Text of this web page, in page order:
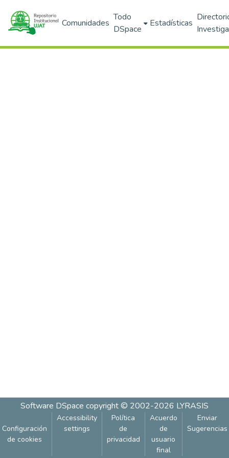
Comunidades
Todo
DSpace
Estadísticas
Software DSpace copyright © 2002-2026 LYRASIS
Configuración
de cookies
Accessibility
settings
Política
de
privacidad
Acuerdo
de
usuario
final
Enviar
Sugerencias